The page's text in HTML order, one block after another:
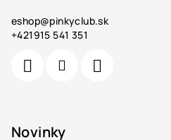
eshop@pinkyclub.sk
+421915 541 351
Novinky